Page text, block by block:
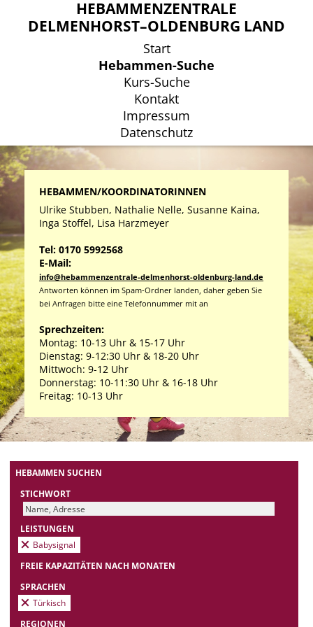
HEBAMMENZENTRALE
DELMENHORST–OLDENBURG LAND
Start
Hebammen-Suche
Kurs-Suche
Kontakt
Impressum
Datenschutz
HEBAMMENZENTRALE
DELMENHORST–OLDENBURG LAND
Start
Hebammen-Suche
Kurs-Suche
Kontakt
Impressum
Datenschutz
HEBAMMEN/KOORDINATORINNEN
Ulrike Stubben, Nathalie Nelle, Susanne Kaina,
Inga Stoffel, Lisa Harzmeyer
Tel: 0170 5992568
E-Mail:
info@hebammenzentrale-delmenhorst-oldenburg-land.de
Antworten können im Spam-Ordner landen, daher geben Sie
bei Anfragen bitte eine Telefonnummer mit an
Sprechzeiten:
Montag: 10-13 Uhr & 15-17 Uhr
Dienstag: 9-12:30 Uhr & 18-20 Uhr
Mittwoch: 9-12 Uhr
Donnerstag: 10-11:30 Uhr & 16-18 Uhr
Freitag: 10-13 Uhr
HEBAMMEN SUCHEN
STICHWORT
LEISTUNGEN
Babysignal
FREIE KAPAZITÄTEN NACH MONATEN
SPRACHEN
Türkisch
REGIONEN